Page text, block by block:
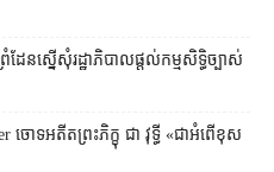
ស្នើសុំ​រដ្ឋាភិបាល​ផ្តល់​កម្មសិទ្ធិ​ច្បាស់
ចោទអតីតព្រះភិក្ខុ ជា វុទ្ធី «ជាអំពើខុស